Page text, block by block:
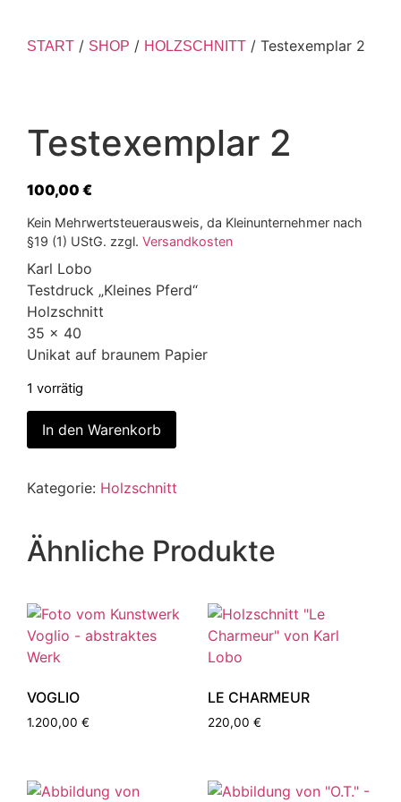
START / SHOP / HOLZSCHNITT / Testexemplar 2
Testexemplar 2
100,00 €
Kein Mehrwertsteuerausweis, da Kleinunternehmer nach
§19 (1) UStG. zzgl. Versandkosten
Karl Lobo
Testdruck „Kleines Pferd“
Holzschnitt
35 x 40
Unikat auf braunem Papier
1 vorrätig
In den Warenkorb
Kategorie: Holzschnitt
Ähnliche Produkte
VOGLIO
1.200,00 €
LE CHARMEUR
220,00 €